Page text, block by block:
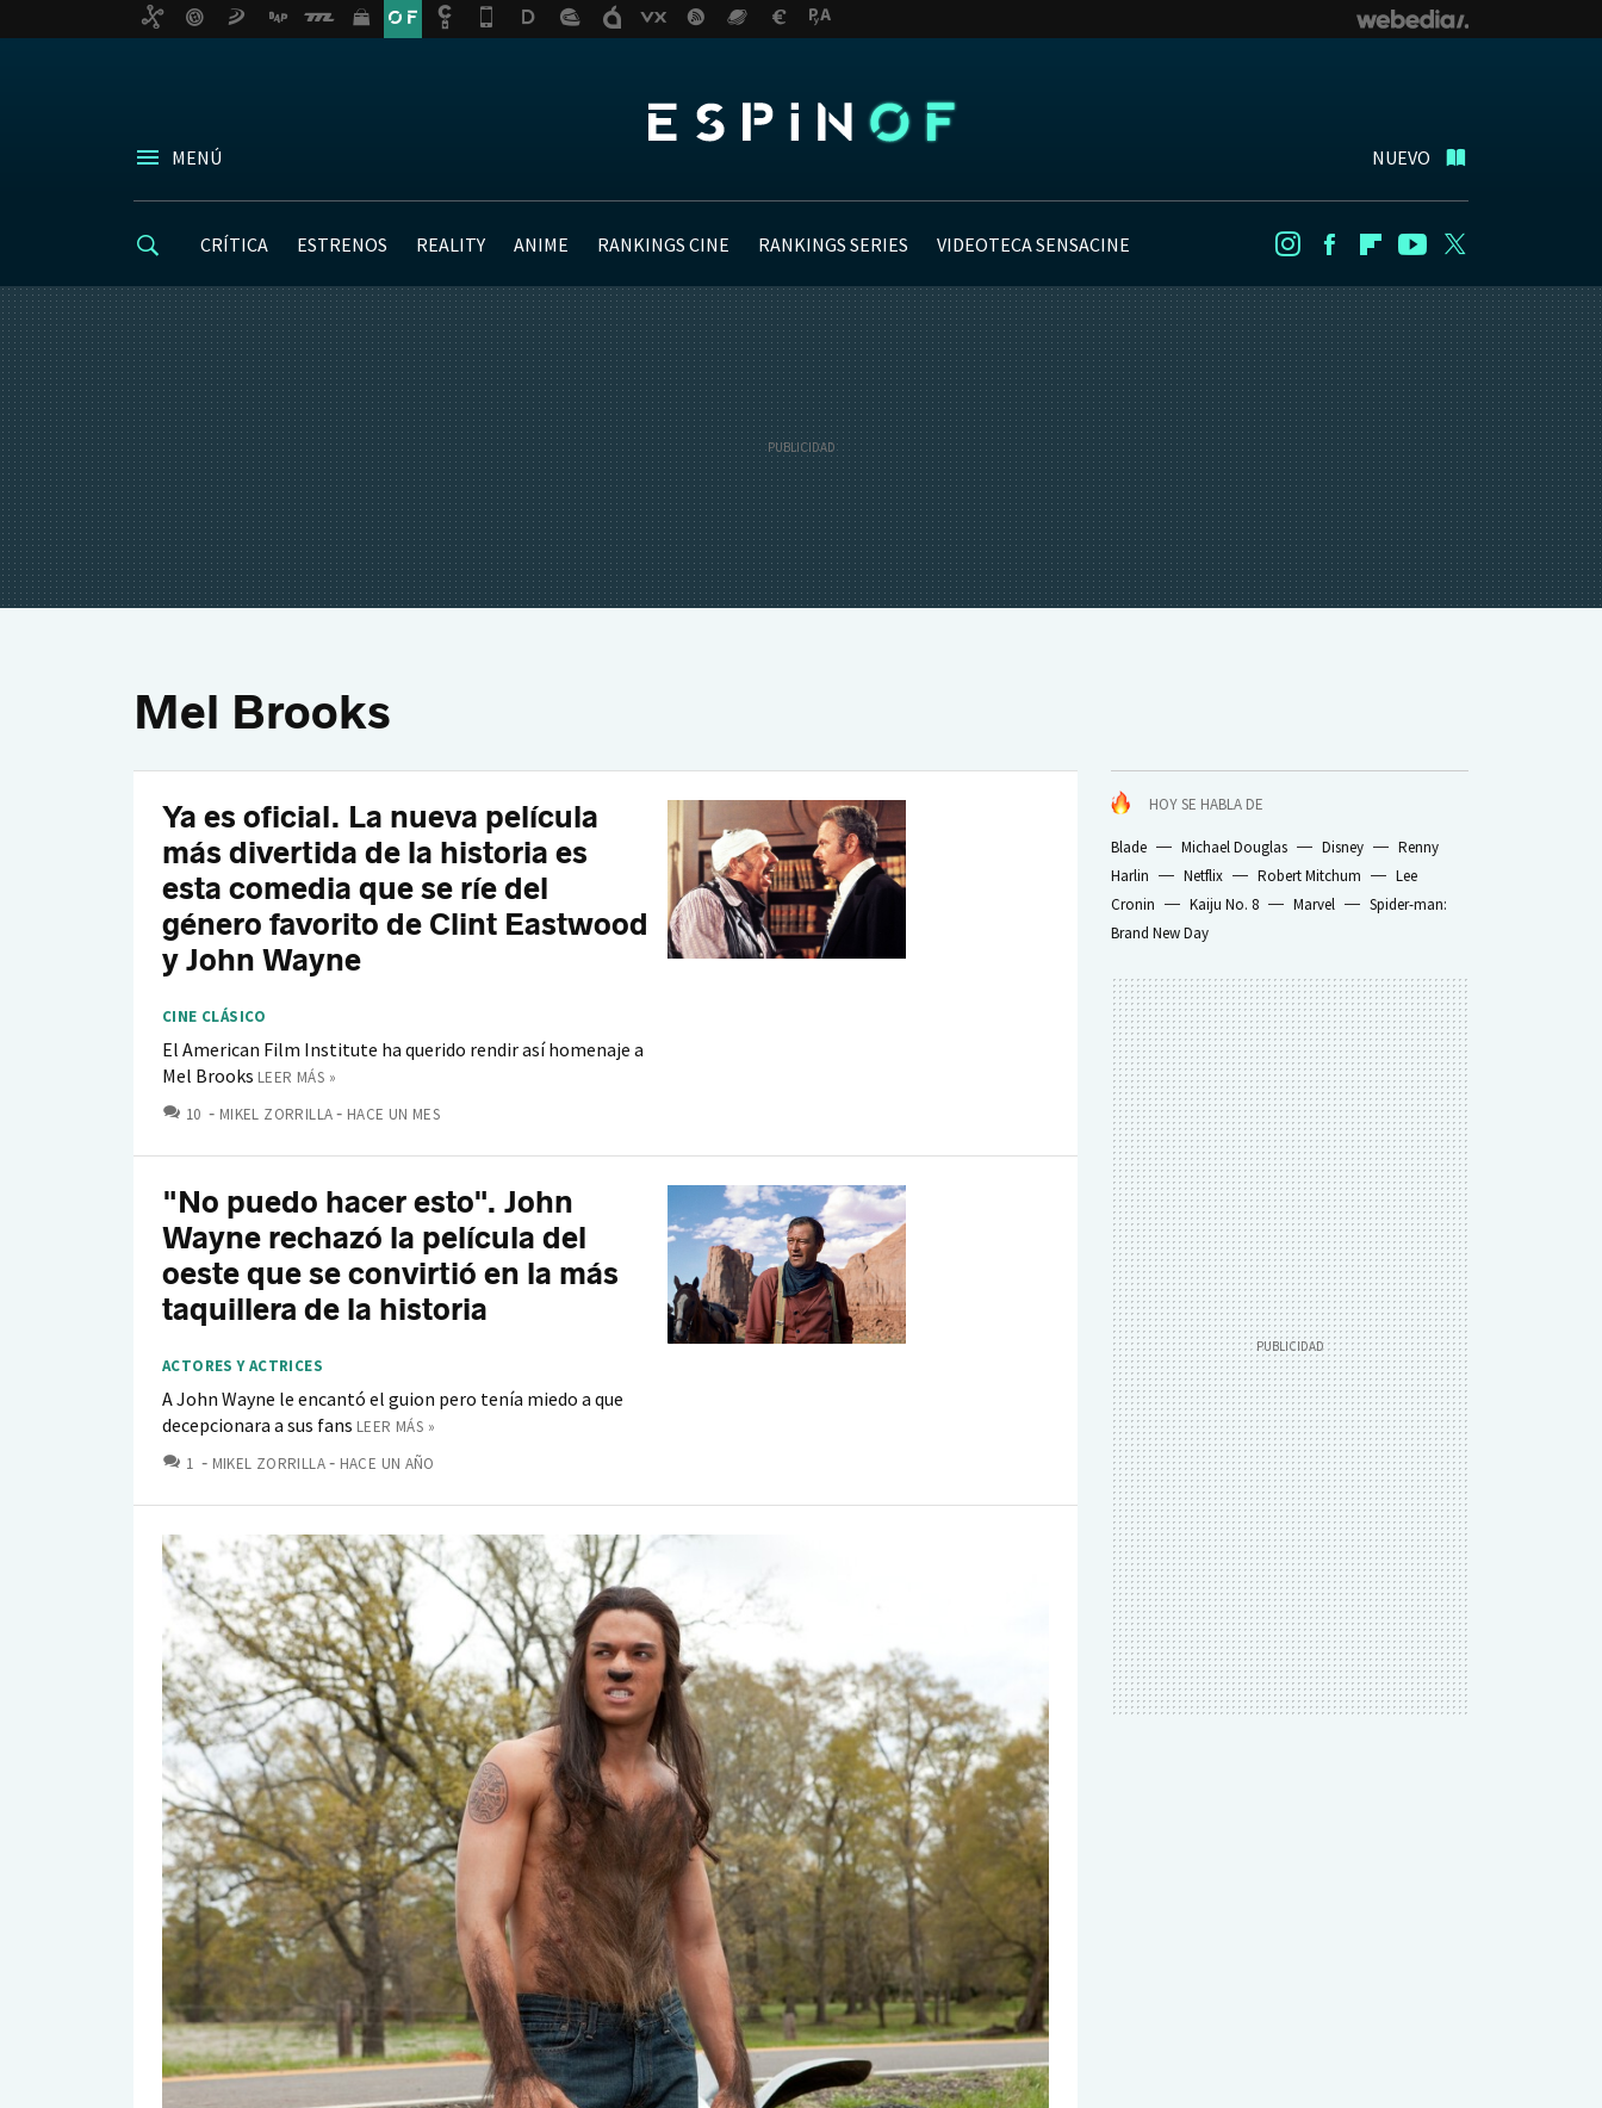
MENÚ NUEVO
CRÍTICA ESTRENOS REALITY ANIME RANKINGS CINE RANKINGS SERIES VIDEOTECA SENSACINE InstagramFacebookFlipboard
Youtube
Mel Brooks
HOY SE HABLA DE
Blade Michael Douglas Disney
Renny
Harlin
Netflix Robert Mitchum
Lee
Cronin
Kaiju No. 8 Marvel
Spider-man:
Brand New Day
Ya es oficial. La nueva película
más divertida de la historia es
esta comedia que se ríe del
género favorito de Clint Eastwood
y John Wayne
CINE CLÁSICO
El American Film Institute ha querido rendir así homenaje a
Mel Brooks LEER MÁS »
10 COMENTARIOS
MIKEL ZORRILLA HACE UN MES
"No puedo hacer esto". John
Wayne rechazó la película del
oeste que se convirtió en la más
taquillera de la historia
ACTORES Y ACTRICES
A John Wayne le encantó el guion pero tenía miedo a que
decepcionara a sus fans LEER MÁS »
1 COMENTARIOS
MIKEL ZORRILLA HACE UN AÑO